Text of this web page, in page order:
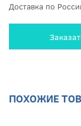
Доставка по
ПОХОЖИЕ